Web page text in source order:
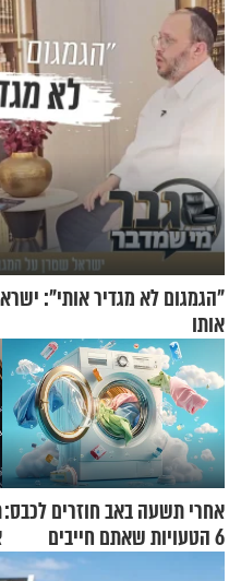
"הגמגום לא מגדיר אותי":
אותו
אחרי תשעה באב חוזרים לכבס:
6 הטעויות שאתם חייבים
להפסיק לעשות